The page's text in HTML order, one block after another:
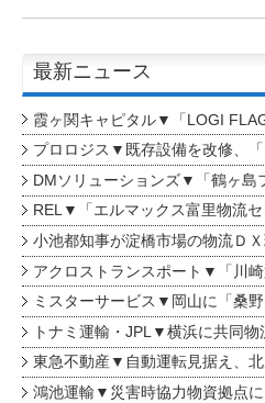
最新ニュース
霞ヶ関キャピタル▼「LOGI
プロロジス▼既存設備を改修、
DMソリューションズ▼「鶴ヶ島
REL▼「エルマックス富里物流
小池都知事が淀橋市場の物流Ｄ
アクロストランスポート▼「川
ミスターサービス▼岡山に「桑
トナミ運輸・JPL▼横浜に共同物
東急不動産▼自動運転見据え、
鴻池運輸▼災害時協力物資拠点